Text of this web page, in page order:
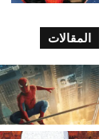
المقالات